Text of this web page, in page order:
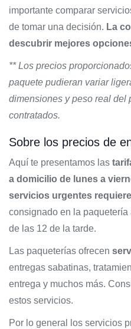
importante comparar
de tomar una decisión. La
descubrir mejores
** Los precios
paquete pudieran variar
dimensiones y peso real del
contratados.
Sobre los precios de
Aquí te presentamos las
a domicilio de lunes a
servicios urgentes
consignado en la
de las 12 de la tarde.
Las paqueterías ofrecen
entregas sabatinas,
entrega y muchos más.
estos servicios.
Por lo general los servicios